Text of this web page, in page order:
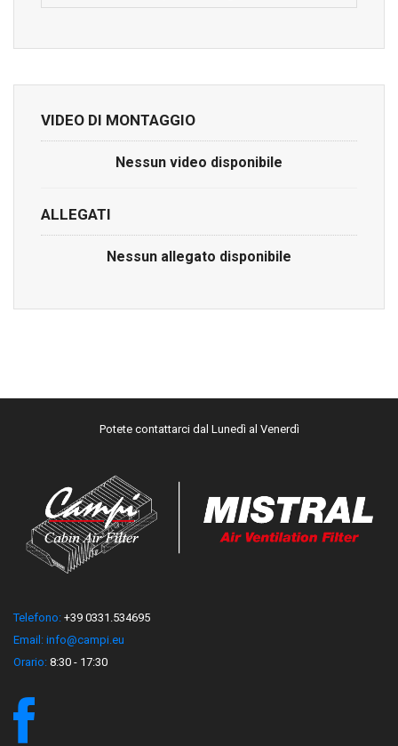
VIDEO DI MONTAGGIO
Nessun video disponibile
ALLEGATI
Nessun allegato disponibile
Potete contattarci dal Lunedì al Venerdì
Telefono: +39 0331.534695
Email: info@campi.eu
Orario: 8:30 - 17:30